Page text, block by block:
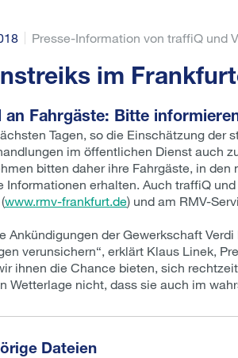
Presse-Information von traffiQ und
im
an Fahrgäste: Bitte
Tagen, so die Einschätzung der
im öffentlichen Dienst auch
bitten daher ihre Fahrgäste, in
Informationen erhalten. Auch traffiQ
www.rmv-frankfurt.de) und am RMV-
Ankündigungen der Gewerkschaft
verunsichern“, erklärt Klaus Linek,
ihnen die Chance bieten, sich
Wetterlage nicht, dass sie auch im
Dateien